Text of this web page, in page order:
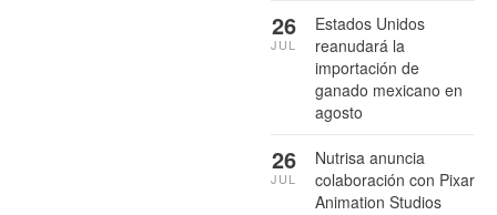
Estados Unidos
reanudará la
importación de
ganado mexicano en
agosto
26
JUL
Nutrisa anuncia
colaboración con Pixar
Animation Studios
26
JUL